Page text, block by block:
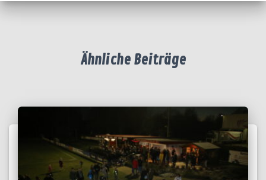
Ähnliche Beiträge